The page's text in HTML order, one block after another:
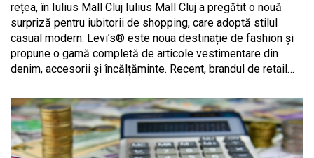
rețea, în Iulius Mall Cluj Iulius Mall Cluj a pregătit o nouă
surpriză pentru iubitorii de shopping, care adoptă stilul
casual modern. Levi’s® este noua destinație de fashion și
propune o gamă completă de articole vestimentare din
denim, accesorii și încălțăminte. Recent, brandul de retail…